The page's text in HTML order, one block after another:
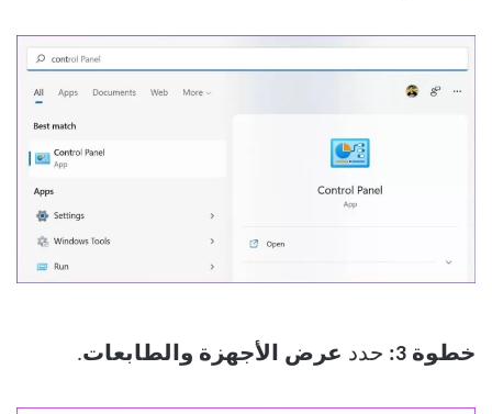
خطوة 3: حدد عرض الأجهزة والطابعات.